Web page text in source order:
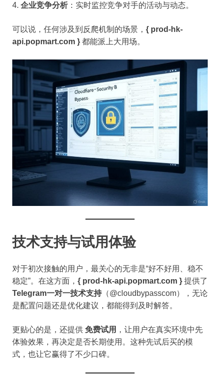
企业竞争分析：实时监控竞争对手的活动与动态。
可以说，任何涉及到反爬机制的场景， { prod-hk-
api.popmart.com } 都能派上大用场。
技术支持与试用体验
对于初次接触的用户，最关心的无非是“好不好用、稳不
稳定”。在这方面， { prod-hk-api.popmart.com } 提供了
Telegram一对一技术支持 （@cloudbypasscom），无论
是配置问题还是优化建议，都能得到及时解答。
更贴心的是，还提供 免费试用 ，让用户在真实环境中先
体验效果，再决定是否长期使用。这种先试后买的模
式，也让它赢得了不少口碑。